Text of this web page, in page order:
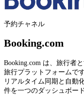
予約チャネル
Booking.com
Booking.com は、旅行者
旅行プラットフォームで
リアルタイム同期と自動
件を一つのダッシュボー